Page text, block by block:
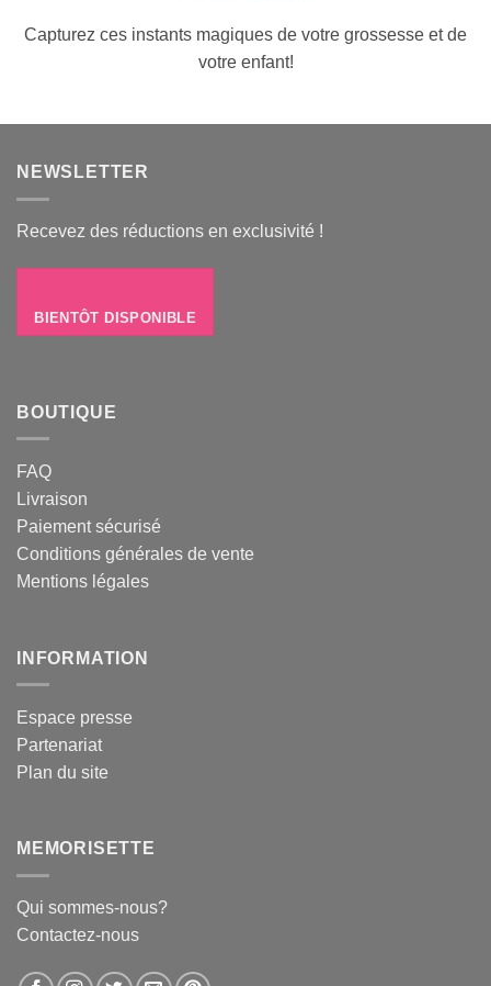
Capturez ces instants magiques de votre grossesse et de
votre enfant!
NEWSLETTER
Recevez des réductions en exclusivité !
BIENTÔT DISPONIBLE
BOUTIQUE
FAQ
Livraison
Paiement sécurisé
Conditions générales de vente
Mentions légales
INFORMATION
Espace presse
Partenariat
Plan du site
MEMORISETTE
Qui sommes-nous?
Contactez-nous